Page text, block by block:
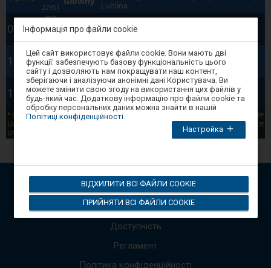
22951
Lublina
08:47
PR
R
22904
Łuków
10:12
PR
R
22943
Lublin
Główny
Parczew Kolejowa, Parczew, Lubartów
Słowackiego, Lubartów, Bystrzyca koło
Lublina
14:36
PR
R
22910
Łuków
• Prezentowane dane mają charakter poglądowy, prosimy o zwracanie
uwagi na komunikaty głosowe * The data presented are for reference
only; please pay attention to the audio announcements. •
API відкритих даних
Карта сайту
Доступність
Регламент
Політика конфіденційності
Інформація про файли cookie
Увага,
ви
перебуваєте
модальному
вікні.
Щоб
закрити
модальне
варіантів,
доступних
кінці
Натисніть
tab
Цей сайт використовує файли cookie. Вони мають дві
функції: забезпечують базову функціональність цього
сайту і дозволяють нам покращувати наш контент,
зберігаючи і аналізуючи анонімні дані Користувача. Ви
можете змінити свою згоду на використання цих файлів у
будь-який час. Додаткову інформацію про файли cookie та
обробку персональних даних можна знайти в нашій
Політиці конфіденційності.
Настройка
ВІДХИЛИТИ ВСІ ФАЙЛИ COOKIE
ПРИЙНЯТИ ВСІ ФАЙЛИ COOKIE